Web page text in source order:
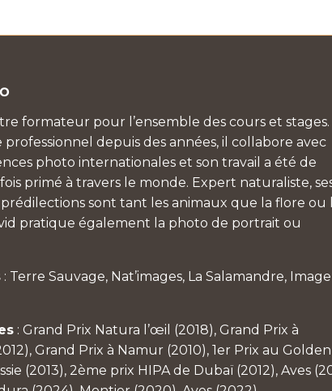
formateur pour l’ensemble des cours et stages.
depuis des années, il collabore avec
photo internationales et son travail a été de
primé à travers le monde. Expert naturaliste,
sont tant les animaux que la flore ou
pratique également la photo de portrait ou
: Terre Sauvage, Nat’images, La Salamandre,
: Grand Prix Natura l’œil (2018), Grand Prix à
Grand Prix à Namur (2010), 1er Prix au Golden
(2013), 2ème prix HIPA de Dubaï (2012), Aves